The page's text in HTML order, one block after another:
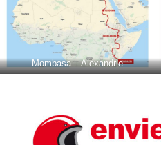
Mombasa – Alexandrie